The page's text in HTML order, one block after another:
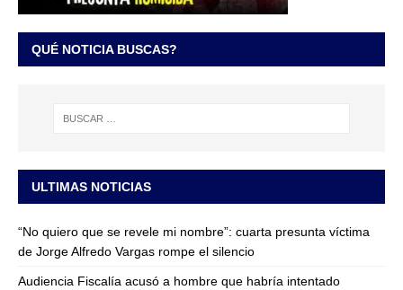
QUÉ NOTICIA BUSCAS?
ULTIMAS NOTICIAS
“No quiero que se revele mi nombre”: cuarta presunta víctima
de Jorge Alfredo Vargas rompe el silencio
Audiencia Fiscalía acusó a hombre que habría intentado